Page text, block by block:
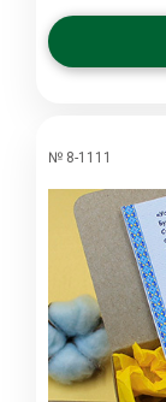
№ 8-1111